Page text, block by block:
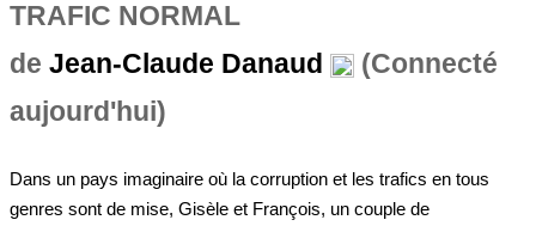
TRAFIC NORMAL
de Jean-Claude Danaud
(Connecté
aujourd'hui)
Dans un pays imaginaire où la corruption et les trafics en tous
genres sont de mise, Gisèle et François, un couple de